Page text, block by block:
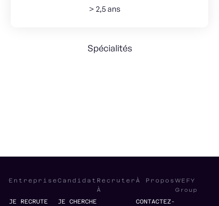
> 2,5 ans
Spécialités
Entreprise
JE RECRUTE
Candidat
JE CHERCHE
Recruter
À
À Propos
CONTACTEZ-
WEFY
Group